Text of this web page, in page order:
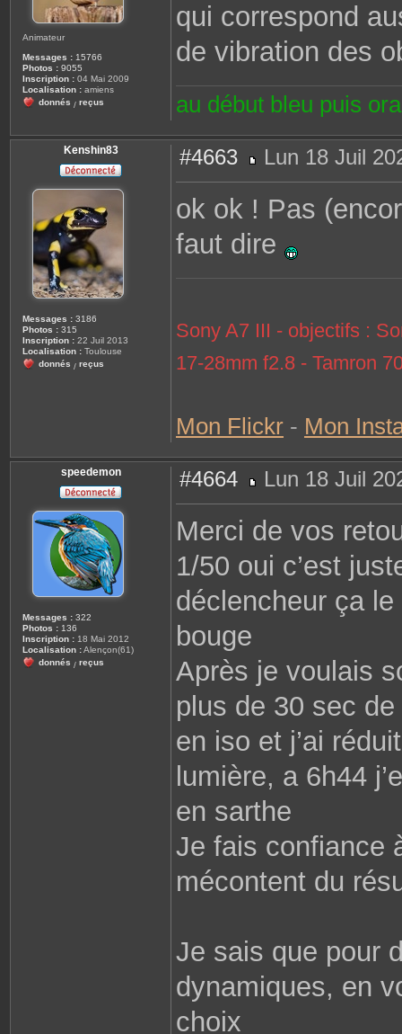
Animateur
Messages : 15766
Photos : 9055
Inscription : 04 Mai 2009
Localisation : amiens
donnés / reçus
qui correspond
de vibration des
au début bleu puis
Kenshin83
Messages : 3186
Photos : 315
Inscription : 22 Juil 2013
Localisation : Toulouse
donnés / reçus
#4663
e
Lun 18 Juil
ok ok ! Pas
faut dire
Sony A7 III - objectifs :
17-28mm f2.8 - Tamron
Mon Flickr - Mon
speedemon
Messages : 322
Photos : 136
Inscription : 18 Mai 2012
Localisation :Alençon(61)
donnés / reçus
#4664
e
s
a
Lun 18 Juil
Merci de vos
1/50 oui c’est
déclencheur ça
bouge
Après je voulais
plus de 30 sec
en iso et j’ai
lumière, a 6h44
en sarthe
Je fais confiance
mécontent du
Je sais que pour
dynamiques, en
choix